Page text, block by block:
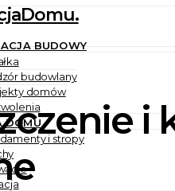
BUDOWY
budowlany
domów
DOMU
i stropy
i